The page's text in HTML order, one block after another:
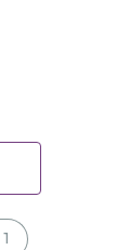
1